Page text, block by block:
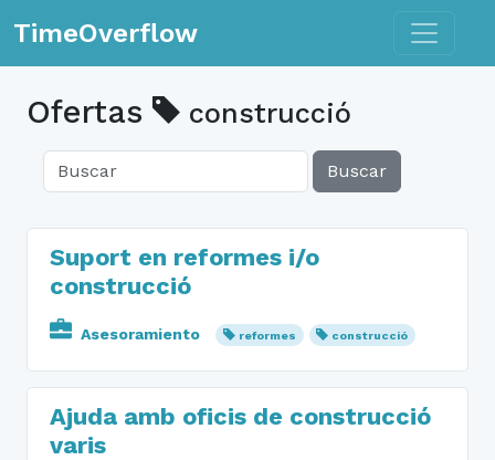
TimeOverflow Toggle
Ofertas construcció
Buscar
Suport en reformes i/o
construcció
Asesoramiento reformes construcció
Ajuda amb oficis de construcció
varis